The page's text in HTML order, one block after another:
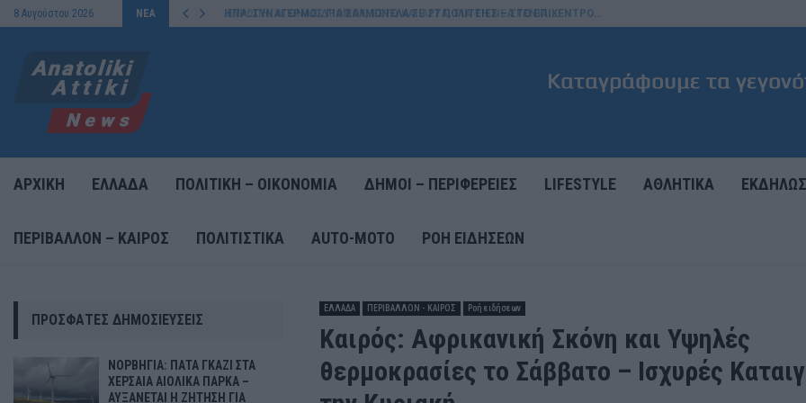
8 Αυγούστου 2026 ΝΕΑ ΕΥΡΩΠΗ: ΑΓΩΝΑΣ ΔΡΟΜΟΥ, ΕΣΤΩ ΚΑΙ ΑΡΓΑ, ΓΙΑ ΤΗ ΝΕΑ ΓΕΝΙΑ…
ΑΡΧΙΚΗ ΕΛΛΑΔΑ ΠΟΛΙΤΙΚΗ – ΟΙΚΟΝΟΜΙΑ ΔΗΜΟΙ – ΠΕΡΙΦΕΡΕΙΕΣ LIFESTYLE ΑΘΛΗΤΙΚΑ
ΠΕΡΙΒΑΛΛΟΝ – ΚΑΙΡΟΣ ΠΟΛΙΤΙΣΤΙΚΑ AUTO-MOTO ΡΟΉ ΕΙΔΉΣΕΩΝ
ΕΛΛΑΔΑ ΠΕΡΙΒΑΛΛΟΝ - ΚΑΙΡΟΣ Ροή ειδήσεων
Καιρός: Αφρικανική Σκόνη και Υψηλές
θερμοκρασίες το Σάββατο – Ισχυρές
ΠΡΌΣΦΑΤΕΣ ΔΗΜΟΣΙΕΎΣΕΙΣ
ΝΟΡΒΗΓΙΑ: ΠΑΤΑ ΓΚΑΖΙ ΣΤΑ
ΧΕΡΣΑΙΑ ΑΙΟΛΙΚΑ ΠΑΡΚΑ –
ΑΥΞΑΝΕΤΑΙ Η ΖΗΤΗΣΗ ΓΙΑ